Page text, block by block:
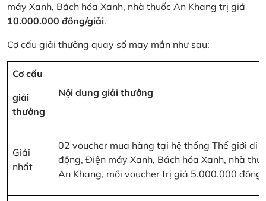
máy Xanh, Bách hóa Xanh, nhà thuốc An Khang trị giá
10.000.000 đồng/giải.
Cơ cấu giải thưởng quay số may mắn như sau:
Cơ cấu
giải
thưởng
Nội dung giải thưởng
Giải
nhất
02 voucher mua hàng tại hệ thống Thế giới di
động, Điện máy Xanh, Bách hóa Xanh, nhà
An Khang, mỗi voucher trị giá 5.000.000 đồng